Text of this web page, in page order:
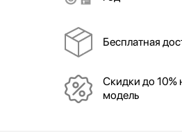
Бесплатная
Скидки до 10%
модель